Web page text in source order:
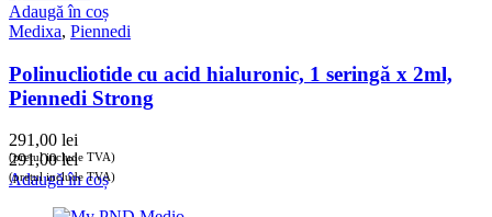
Adaugă în coș
Medixa, Piennedi
Polinucliotide cu acid hialuronic, 1 seringă x 2ml,
Piennedi Strong
291,00 lei
(prețul include TVA)
291,00lei
(prețul include TVA)
Adaugă în coș